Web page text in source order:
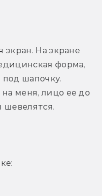
экран. На экране
форма,
шапочку.
меня, лицо ее до
шевелятся.